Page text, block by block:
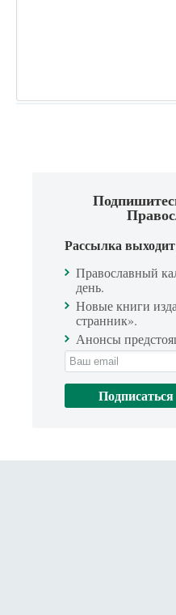
Рассылка
Православный
день.
Новые книги
странник».
Анонсы